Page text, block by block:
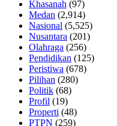
Khasanah (97)
Medan (2,914)
Nasional (5,525)
Nusantara (201)
Olahraga (256)
Pendidikan (125)
Peristiwa (678)
Pilihan (280)
Politik (68)
Profil (19)
Properti (48)
PTPN (259)